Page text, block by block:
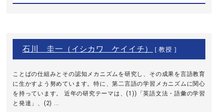
石川 圭一（イシカワ ケイイチ） [ 教授 ]
ことばの仕組みとその認知メカニズムを研究し、その成果を言語教育
に生かすよう努めています。特に、第二言語の学習メカニズムに関心
を持っています。 近年の研究テーマは、(1))「英語文法・語彙の学習
と発達」、(2) ...